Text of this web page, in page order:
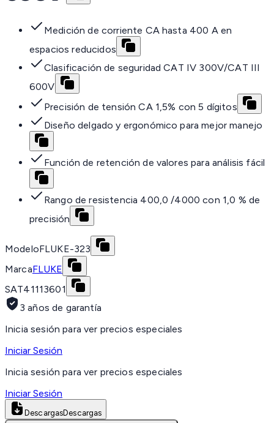
Medición de corriente CA hasta 400 A en
espacios reducidos
Clasificación de seguridad CAT IV 300V/CAT III
600V
Precisión de tensión CA 1,5% con 5 dígitos
Diseño delgado y ergonómico para mejor manejo
Función de retención de valores para análisis fácil
Rango de resistencia 400,0 /4000 con 1,0 % de
precisión
ModeloFLUKE-323
MarcaFLUKE
SAT41113601
3 años de garantía
Inicia sesión para ver precios especiales
Iniciar Sesión
Inicia sesión para ver precios especiales
Iniciar Sesión
DescargasDescargas